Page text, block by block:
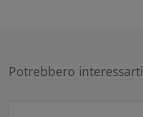
Potrebbero interessarti